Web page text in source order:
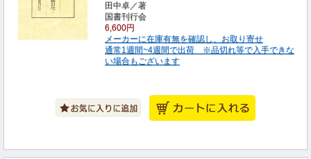
田中卓／著
国書刊行会
6,600円
メーカーに在庫有無を確認し、お取り寄せ
通常1週間~4週間で出荷 ※品切れ等で入手できな
い場合もございます